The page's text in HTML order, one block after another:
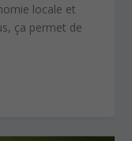
locale et
ça permet de